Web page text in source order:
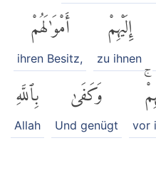
إِلَيْهِمْ
zu ihnen
أَمْوَٰلَهُمْ
ihren Besitz,
vor
وَكَفَىٰ
Und genügt
بِٱللَّهِ
Allah